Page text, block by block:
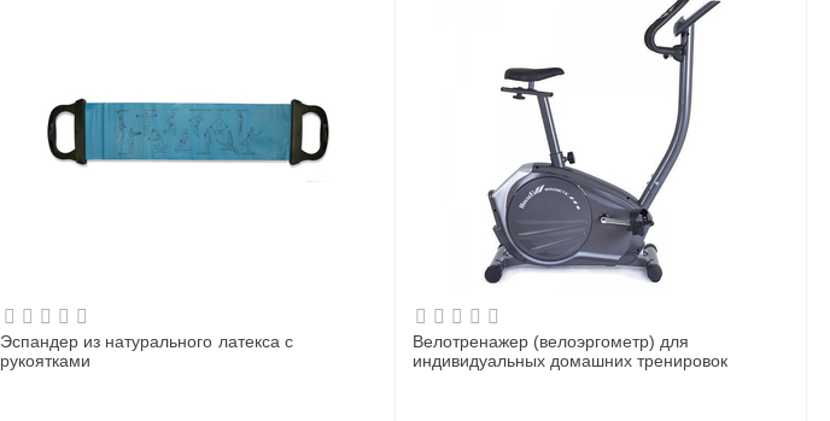
Эспандер из натурального латекса с
рукоятками
Велотренажер (велоэргометр) для
индивидуальных домашних тренировок